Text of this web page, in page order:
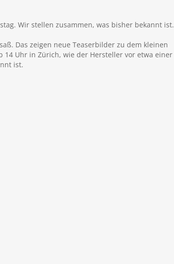
Wir stellen zusammen, was bisher bekannt ist.
Das zeigen neue Teaserbilder zu dem kleinen
14 Uhr in Zürich, wie der Hersteller vor etwa einer
ist.